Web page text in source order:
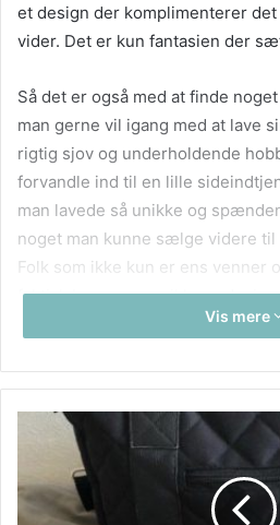
et design der komplimenterer
vider. Det er kun fantasien der
Så det er også med at finde
man gerne vil igang med at lave
rigtig sjov og underholdende
forvandle ind til en lille
man lavede så unikke og
noget man kunne sælge videre
Folk som ikke kun er ens venner
faktisk bare genre vil have
Vis mere